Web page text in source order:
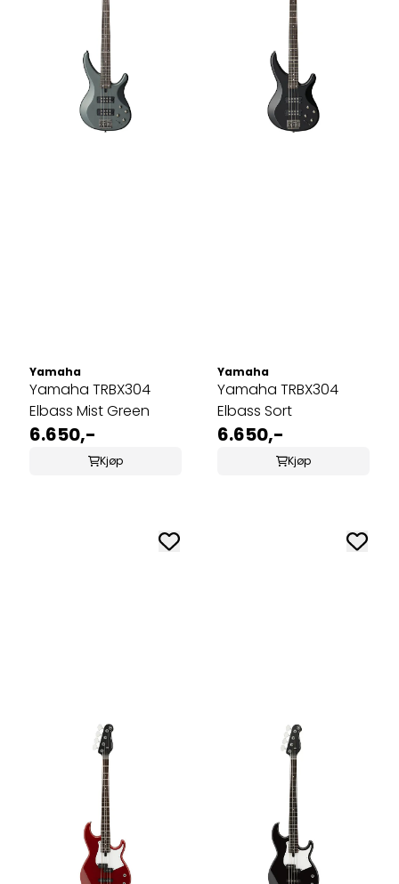
Yamaha
Yamaha TRBX304
Elbass Mist Green
6.650,-
Kjøp
Yamaha
Yamaha TRBX304
Elbass Sort
6.650,-
Kjøp